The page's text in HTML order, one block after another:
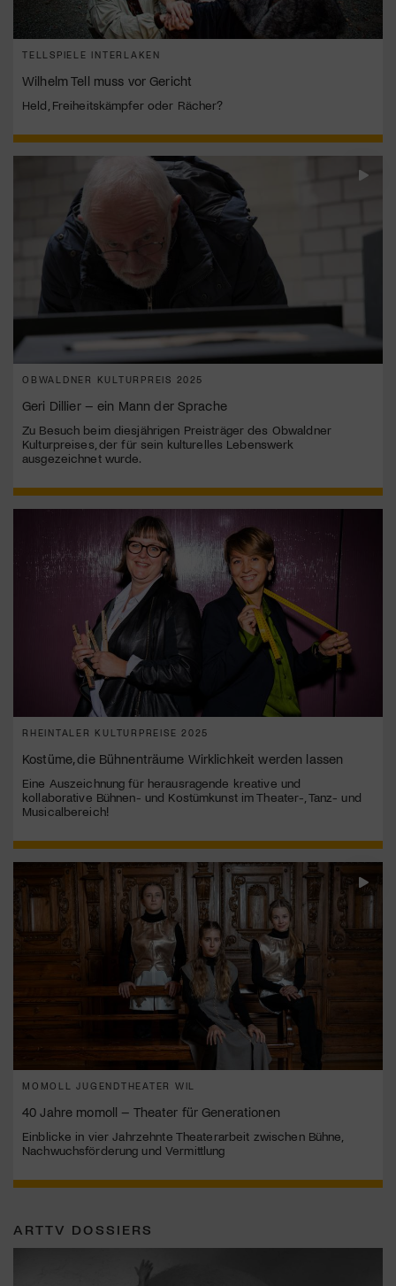
TELLSPIELE INTERLAKEN
Wilhelm Tell muss vor Gericht
Held, Freiheitskämpfer oder Rächer?
OBWALDNER KULTURPREIS 2025
Geri Dillier – ein Mann der Sprache
Zu Besuch beim diesjährigen Preisträger des Obwaldner
Kulturpreises, der für sein kulturelles Lebenswerk
ausgezeichnet wurde.
RHEINTALER KULTURPREISE 2025
Kostüme, die Bühnenträume Wirklichkeit werden lassen
Eine Auszeichnung für herausragende kreative und
kollaborative Bühnen- und Kostümkunst im Theater-, Tanz- und
Musicalbereich!
MOMOLL JUGENDTHEATER WIL
40 Jahre momoll – Theater für Generationen
Einblicke in vier Jahrzehnte Theaterarbeit zwischen Bühne,
Nachwuchsförderung und Vermittlung
ARTTV DOSSIERS